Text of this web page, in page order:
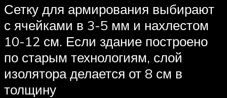
Сетку для армирования выбирают
с ячейками в 3-5 мм и нахлестом
10-12 см. Если здание построено
по старым технологиям, слой
изолятора делается от 8 см в
толщину